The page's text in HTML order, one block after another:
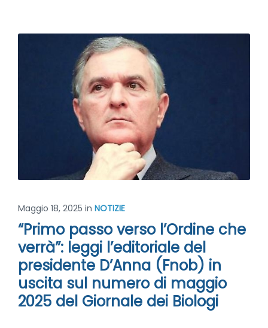
Maggio 18, 2025 in NOTIZIE
“Primo passo verso l’Ordine che
verrà”: leggi l’editoriale del
presidente D’Anna (Fnob) in
uscita sul numero di maggio
2025 del Giornale dei Biologi